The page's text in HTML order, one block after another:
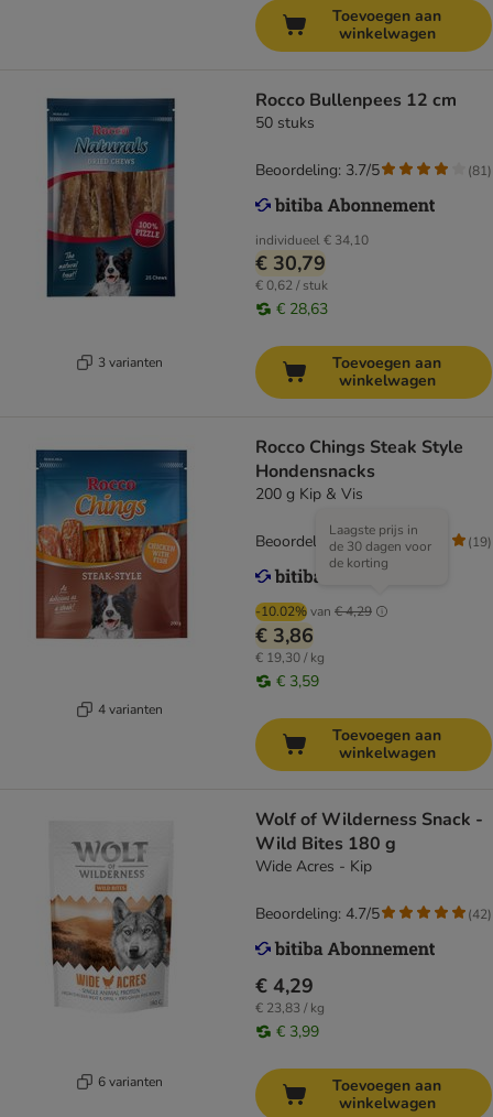
Toevoegen aan
winkelwagen
3 varianten
Rocco Bullenpees 12 cm
50 stuks
individueel€ 34,10
€ 30,79
€ 0,62 / stuk
€ 28,63
Beoordeling: 3.7/5 (81)
Toevoegen aan
winkelwagen
4 varianten
Rocco Chings Steak Style
Hondensnacks
200 g Kip & Vis
-10.02%van € 4,29
Laagste prijs in
de 30 dagen voor
de korting
€ 3,86
€ 19,30 / kg
€ 3,59
Beoordeling: 4.5/5 (19)
Toevoegen aan
winkelwagen
6 varianten
Wolf of Wilderness Snack -
Wild Bites 180 g
Wide Acres - Kip
€ 4,29
€ 23,83 / kg
€ 3,99
Beoordeling: 4.7/5 (42)
Toevoegen aan
winkelwagen